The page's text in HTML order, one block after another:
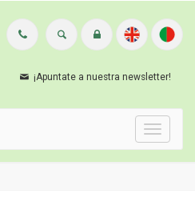
¡Apuntate a nuestra newsletter!
Menu